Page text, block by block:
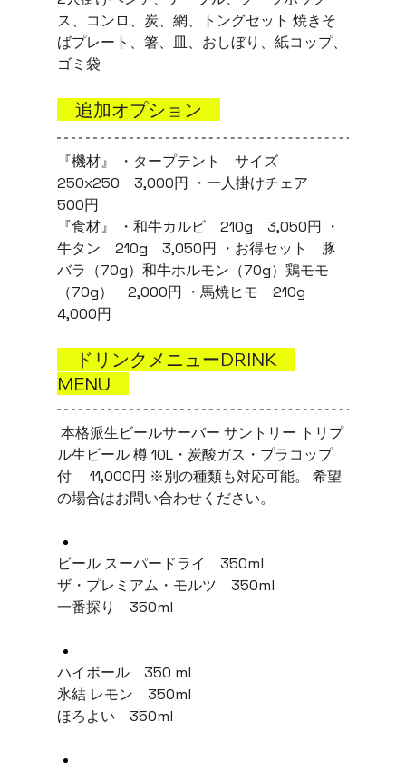
ス、コンロ、炭、網、トングセット 焼きそ
ばプレート、箸、皿、おしぼり、紙コップ、
ゴミ袋
追加オプション
『機材』 ・タープテント　サイズ
250x250　3,000円 ・一人掛けチェア
500円
『食材』 ・和牛カルビ　210g　3,050円 ・
牛タン　210g　3,050円 ・お得セット　豚
バラ（70g）和牛ホルモン（70g）鶏モモ
（70g）　2,000円 ・馬焼ヒモ　210g
4,000円
ドリンクメニューDRINK
MENU
本格派生ビールサーバー サントリー トリプ
ル生ビール 樽 10L・炭酸ガス・プラコップ
付 　11,000円 ※別の種類も対応可能。 希望
の場合はお問い合わせください。
ビール スーパードライ　350ml
ザ・プレミアム・モルツ　350ml
一番探り　350ml
ハイボール　350 ml
氷結 レモン　350ml
ほろよい　350ml